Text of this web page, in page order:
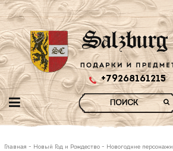
+79268161215
Главная - Новый Год и Рождество - Новогодние персонажи